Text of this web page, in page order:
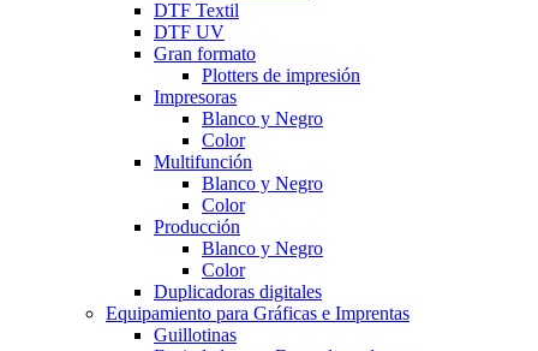
DTF Textil
DTF UV
Gran formato
Plotters de impresión
Impresoras
Blanco y Negro
Color
Multifunción
Blanco y Negro
Color
Producción
Blanco y Negro
Color
Duplicadoras digitales
Equipamiento para Gráficas e Imprentas
Guillotinas